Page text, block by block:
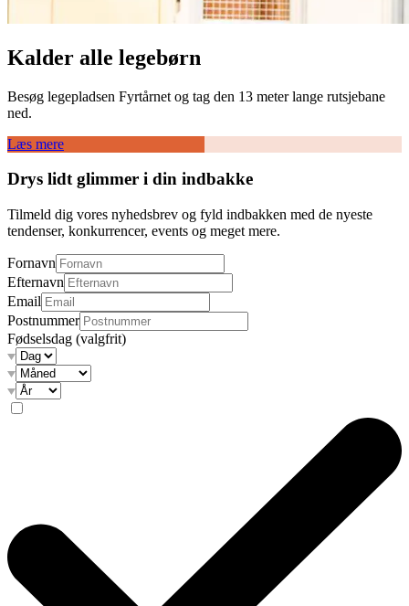
Kalder alle legebørn
Besøg legepladsen Fyrtårnet og tag den 13 meter lange rutsjebane
ned.
Læs mere
Drys lidt glimmer i din indbakke
Tilmeld dig vores nyhedsbrev og fyld indbakken med de nyeste
tendenser, konkurrencer, events og meget mere.
Fornavn
Efternavn
Email
Postnummer
Fødselsdag (valgfrit)